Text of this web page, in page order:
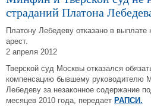
страданий Платона
Платону Лебедеву отказано в выплате
арест.
2 апреля 2012
Тверской суд Москвы отказался
компенсацию бывшему
Лебедеву за незаконное содержание
месяцев 2010 года, передает РАПСИ.